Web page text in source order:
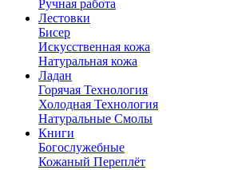
Ручная работа
Лестовки
Бисер
Искусственная кожа
Натуральная кожа
Ладан
Горячая Технология
Холодная Технология
Натуральные Смолы
Книги
Богослужебные
Кожаный Переплёт